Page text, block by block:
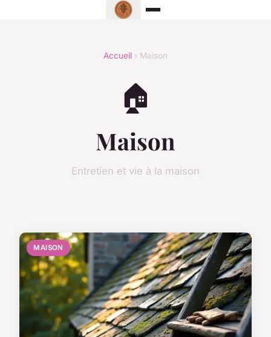
Accueil › Maison
🏠
Maison
Entretien et vie à la maison
MAISON